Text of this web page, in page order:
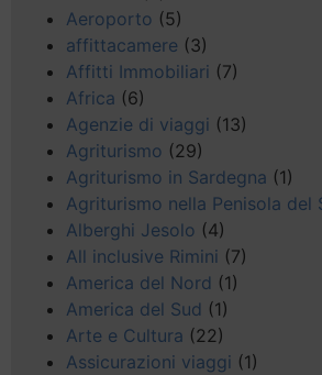
Aeroporto (5)
affittacamere (3)
Affitti Immobiliari (7)
Africa (6)
Agenzie di viaggi (13)
Agriturismo (29)
Agriturismo in Sardegna (1)
Agriturismo nella Penisola del
Alberghi Jesolo (4)
All inclusive Rimini (7)
America del Nord (1)
America del Sud (1)
Arte e Cultura (22)
Assicurazioni viaggi (1)